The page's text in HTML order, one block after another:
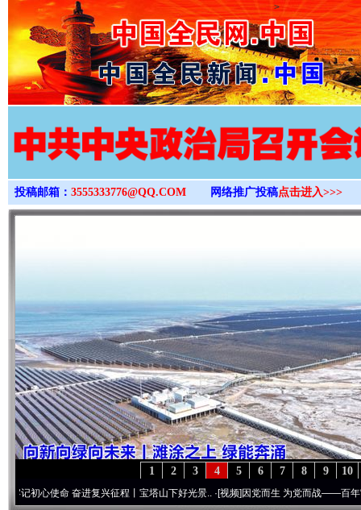
>
投稿邮箱： 3555333776@QQ.COM 网络推广投稿点击进入>>>
10
9
8
7
6
5
4
3
2
1
进复兴征程丨宝塔山下好光景.. ·[视频]因党而生 为党而战——百年“纪”事⑧加强纪